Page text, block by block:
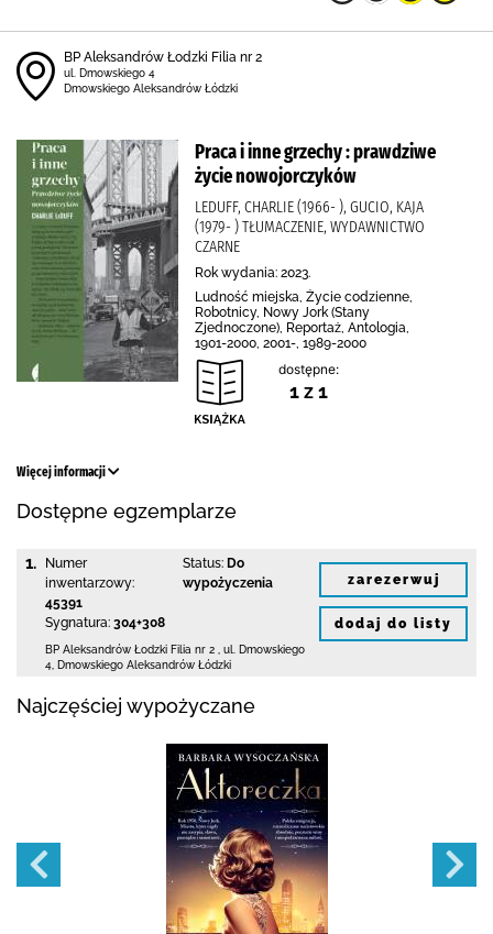
BP Aleksandrów Łodzki Filia nr 2
ul. Dmowskiego 4
Dmowskiego Aleksandrów Łódzki
Praca i inne grzechy : prawdziwe
życie nowojorczyków
LEDUFF, CHARLIE (1966- ), GUCIO, KAJA
(1979- ) TŁUMACZENIE, WYDAWNICTWO
CZARNE
Rok wydania: 2023.
Ludność miejska, Życie codzienne,
Robotnicy, Nowy Jork (Stany
Zjednoczone), Reportaż, Antologia,
1901-2000, 2001-, 1989-2000
dostępne:
1 z 1
Więcej informacji
Dostępne egzemplarze
1.
Numer
inwentarzowy:
45391
Sygnatura: 304+308
Status: Do
wypożyczenia
BP Aleksandrów Łodzki Filia nr 2
ul. Dmowskiego
4 Dmowskiego Aleksandrów Łódzki
zarezerwuj
dodaj do listy
Najczęściej wypożyczane